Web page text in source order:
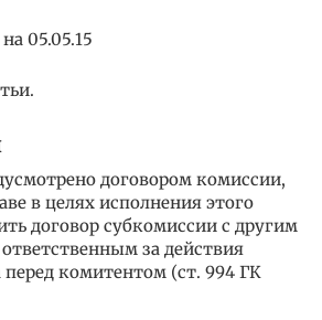
05.05.15
договором комиссии,
в целях исполнения этого
договор субкомиссии с другим
за действия
перед комитентом (ст. 994 ГК